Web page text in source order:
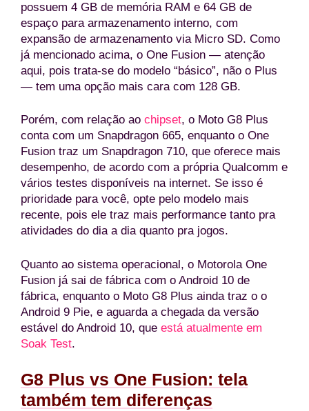
possuem 4 GB de memória RAM e 64 GB de
espaço para armazenamento interno, com
expansão de armazenamento via Micro SD. Como
já mencionado acima, o One Fusion — atenção
aqui, pois trata-se do modelo “básico”, não o Plus
— tem uma opção mais cara com 128 GB.
Porém, com relação ao chipset, o Moto G8 Plus
conta com um Snapdragon 665, enquanto o One
Fusion traz um Snapdragon 710, que oferece mais
desempenho, de acordo com a própria Qualcomm e
vários testes disponíveis na internet. Se isso é
prioridade para você, opte pelo modelo mais
recente, pois ele traz mais performance tanto pra
atividades do dia a dia quanto pra jogos.
Quanto ao sistema operacional, o Motorola One
Fusion já sai de fábrica com o Android 10 de
fábrica, enquanto o Moto G8 Plus ainda traz o o
Android 9 Pie, e aguarda a chegada da versão
estável do Android 10, que está atualmente em
Soak Test.
G8 Plus vs One Fusion: tela
também tem diferenças